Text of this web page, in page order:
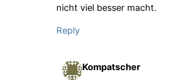
nicht viel besser macht.
Reply
Kompatscher